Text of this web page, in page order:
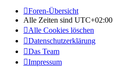
Foren-Übersicht
Alle Zeiten sind UTC+02:00
Alle Cookies löschen
Datenschutzerklärung
Das Team
Impressum